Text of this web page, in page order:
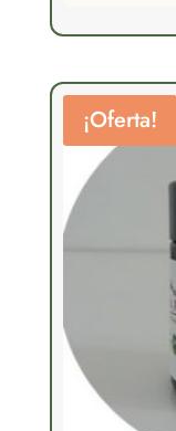
¡Oferta!